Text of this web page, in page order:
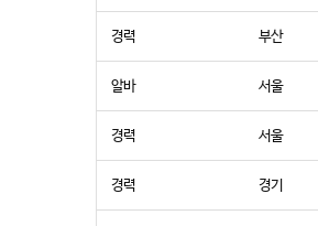
경력 부산
알바 서울
경력 서울
경력 경기